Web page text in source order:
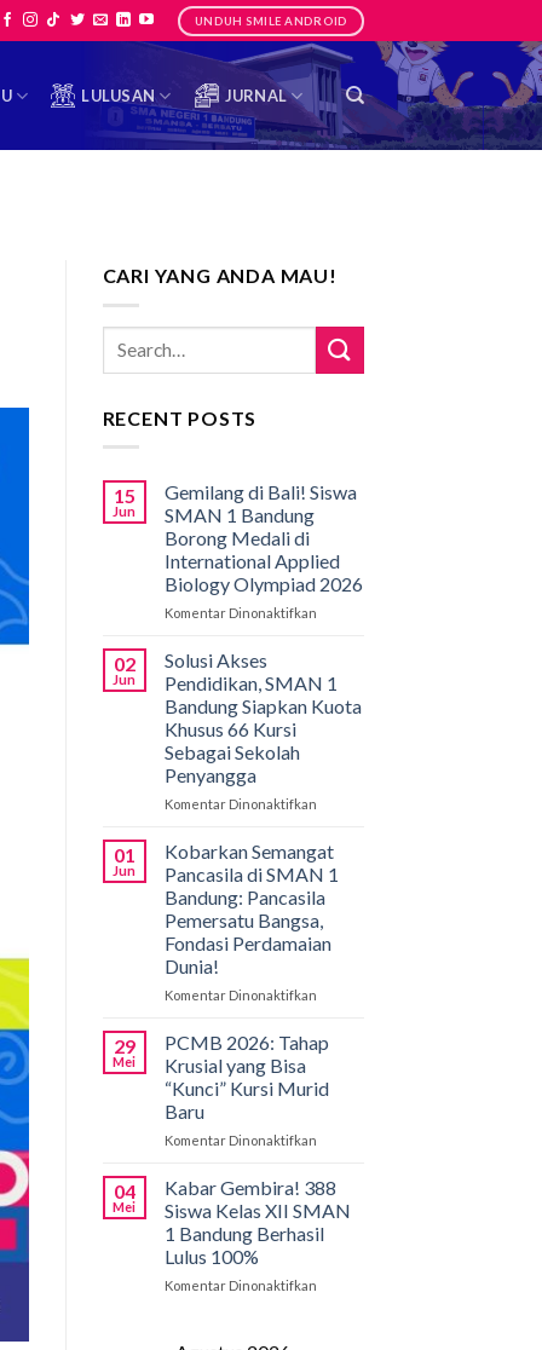
UNDUH SMILE ANDROID
LULUSAN JURNAL
CARI YANG ANDA MAU!
RECENT POSTS
15
Jun
Gemilang di Bali! Siswa
SMAN 1 Bandung
Borong Medali di
International Applied
Biology Olympiad 2026
Komentar Dinonaktifkan
Bali!
Siswa
SMAN
Applied
Biology
Olympiad
2026
02
Jun
Solusi Akses
Pendidikan, SMAN 1
Bandung Siapkan Kuota
Khusus 66 Kursi
Sebagai Sekolah
Penyangga
Komentar Dinonaktifkan
Akses
Pendidikan,
SMAN
1
Bandung
Siapkan
Sebagai
Penyangga
01
Jun
Kobarkan Semangat
Pancasila di SMAN 1
Bandung: Pancasila
Pemersatu Bangsa,
Fondasi Perdamaian
Dunia!
Komentar Dinonaktifkan
Pancasila
SMAN
Pemersatu
Fondasi
Perdamaian
29
Mei
PCMB 2026: Tahap
Krusial yang Bisa
“Kunci” Kursi Murid
Baru
Komentar Dinonaktifkan
2026:
Tahap
Krusial
yang
04
Mei
Kabar Gembira! 388
Siswa Kelas XII SMAN
1 Bandung Berhasil
Lulus 100%
Komentar Dinonaktifkan